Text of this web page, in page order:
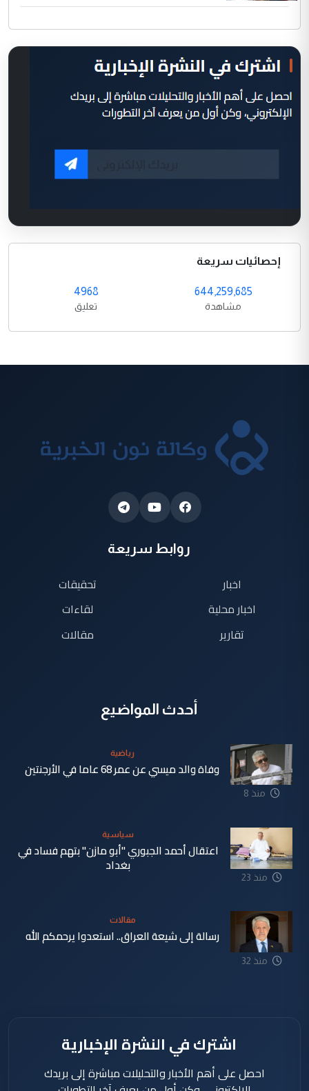
إحصائيات سريعة
644,259,685
مشاهدة
4968
تعليق
روابط سريعة
اخبار
اخبار محلية
تقارير
تحقيقات
لقاءات
مقالات
أحدث المواضيع
منذ 8
رياضية
وفاة والد ميسي عن عمر 68 عاما في الأرجنتين
منذ 23
سياسية
اعتقال أحمد الجبوري "أبو مازن" بتهم فساد في
بغداد
منذ 32
مقالات
رسالة إلى شيعة العراق.. استعدوا يرحمكم الله
اشترك في النشرة الإخبارية
احصل على أهم الأخبار والتحليلات مباشرة إلى بريدك